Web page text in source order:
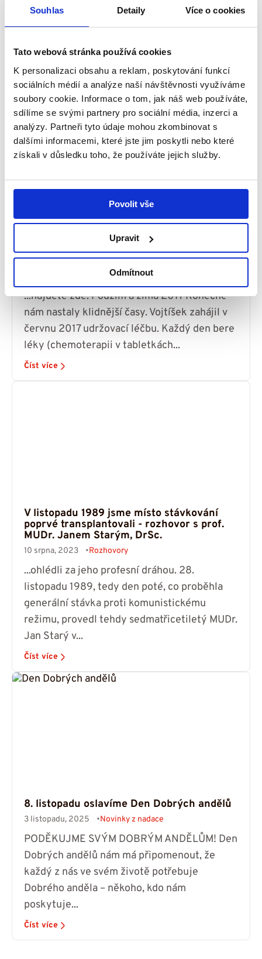
Souhlas Detaily Více o cookies
Tato webová stránka používá cookies
K personalizaci obsahu a reklam, poskytování funkcí
sociálních médií a analýze naší návštěvnosti využíváme
soubory cookie. Informace o tom, jak náš web používáte,
sdílíme se svými partnery pro sociální média, inzerci a
analýzy. Partneři tyto údaje mohou zkombinovat s
dalšími informacemi, které jste jim poskytli nebo které
získali v důsledku toho, že používáte jejich služby.
Povolit vše
Upravit
Odmítnout
15 dubna, 2020 Příběhy
V necelých dvou letech se nám začala pomalu
měnit před očima,“ začíná své vyprávění paní
Andrea a pokračuje: „Pár...
Číst více
Obyčejné chvíle jsou ty nejkrásnější -
Příběh Vojtíška 9. díl
Příběhy
...najdete zde. Podzim a zima 2017 Konečně
nám nastaly klidnější časy. Vojtíšek zahájil v
červnu 2017 udržovací léčbu. Každý den bere
léky (chemoterapii v tabletkách...
Číst více
V listopadu 1989 jsme místo stávkování
poprvé transplantovali - rozhovor s prof.
MUDr. Janem Starým, DrSc.
10 srpna, 2023 Rozhovory
...ohlédli za jeho profesní dráhou. 28.
listopadu 1989, tedy den poté, co proběhla
generální stávka proti komunistickému
režimu, provedl tehdy sedmatřicetiletý MUDr.
Jan Starý v...
Číst více
8. listopadu oslavíme Den Dobrých andělů
3 listopadu, 2025 Novinky z nadace
PODĚKUJME SVÝM DOBRÝM ANDĚLŮM! Den
Dobrých andělů nám má připomenout, že
každý z nás ve svém životě potřebuje
Dobrého anděla – někoho, kdo nám
poskytuje...
Číst více